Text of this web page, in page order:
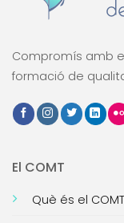
Compromís amb
formació de
El COMT
Què és el COMT